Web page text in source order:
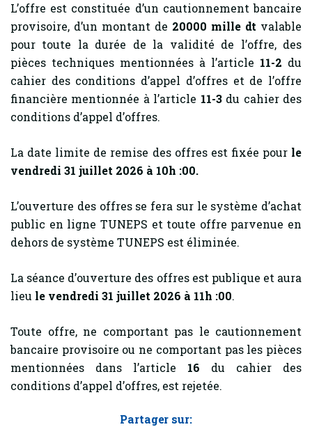
L’offre est constituée d’un cautionnement bancaire
provisoire, d’un montant de 20000 mille dt valable
pour toute la durée de la validité de l’offre, des
pièces techniques mentionnées à l’article 11-2 du
cahier des conditions d’appel d’offres et de l’offre
financière mentionnée à l’article 11-3du cahier des
conditions d’appel d’offres.
La date limite de remise des offres est fixée pour le
vendredi 31 juillet 2026 à 10h :00.
L’ouverture des offres se fera sur le système d’achat
public en ligne TUNEPS et toute offre parvenue en
dehors de système TUNEPS est éliminée.
La séance d’ouverture des offres est publique et aura
lieu le vendredi 31 juillet 2026 à 11h :00.
Toute offre, ne comportant pas le cautionnement
bancaire provisoire ou ne comportant pas les pièces
mentionnées dans l’article 16 du cahier des
conditions d’appel d’offres, est rejetée.
Partager sur: